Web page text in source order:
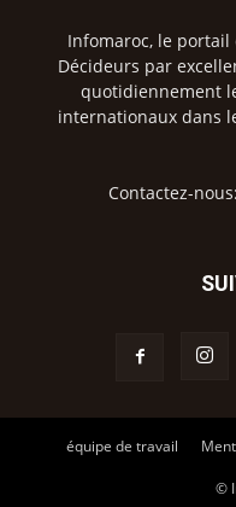
Infomaroc, le portail
Décideurs par
quotidiennement
internationaux dans
Contactez-nous:
équipe de travail
©